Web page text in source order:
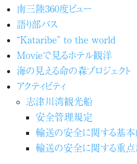
南三陸360度ビュー
語り部バス
“Kataribe” to the world
Movieで見るホテル観洋
海の見える命の森プロジェクト
アクティビティ
志津川湾観光船
安全管理規定
輸送の安全に関する基
輸送の安全に関する重